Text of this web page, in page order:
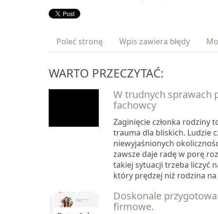
Poleć stronę Wpis zawiera błędy
WARTO PRZECZYTAĆ:
W trudnych sprawach
fachowcy
Zaginięcie członka rodziny
trauma dla bliskich. Ludzie
niewyjaśnionych
zawsze daje radę w porę
takiej sytuacji trzeba liczyć
który prędzej niż rodzina
Doskonale
firmowe.